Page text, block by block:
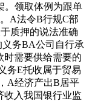
。领取体例为跟单
A法令B行规C部
质押的说法准确
务BA公司自行承
时需要供给需要的
务E托收属于贸易
A经济产出B居平
收入我国银行业监